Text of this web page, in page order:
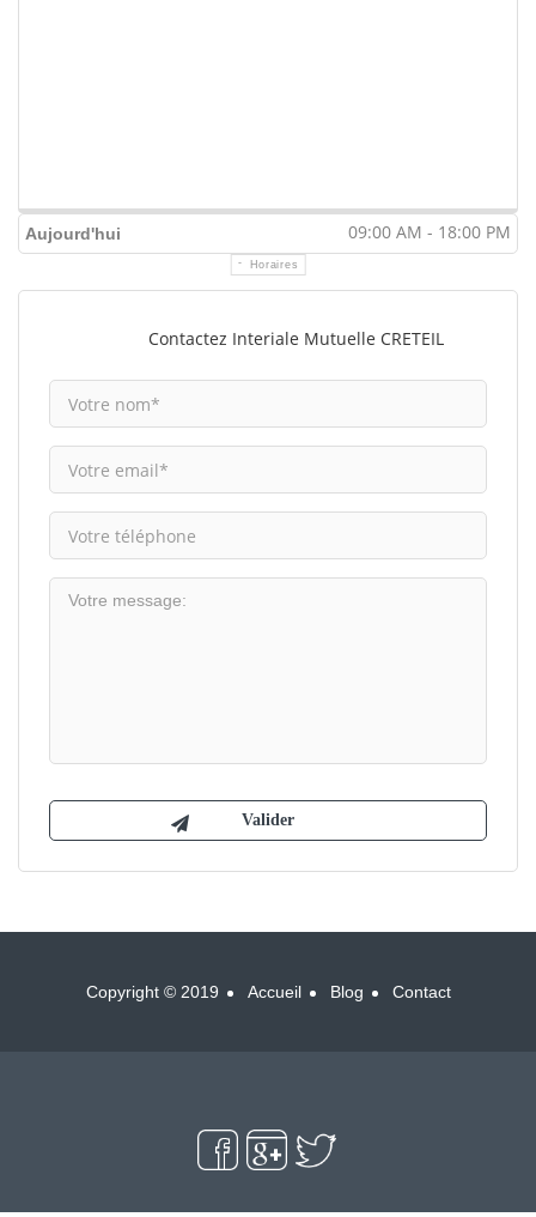
Aujourd'hui 09:00 AM - 18:00 PM
Horaires
Contactez Interiale Mutuelle CRETEIL
Copyright © 2019 Accueil Blog Contact